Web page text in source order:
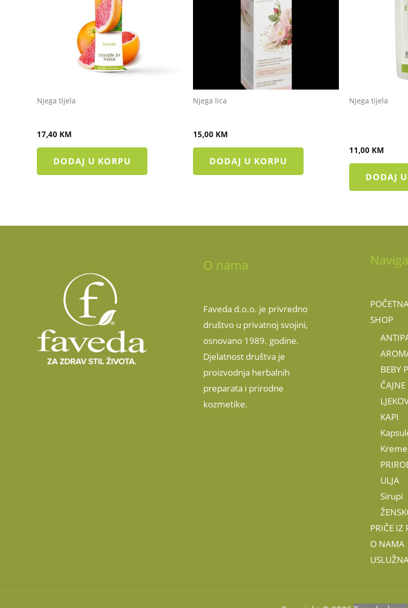
Njega tijela
17,40 KM
DODAJ U KORPU
Njega lica
15,00 KM
DODAJ U KORPU
Njega tijela
11,00 KM
DODAJ
O nama
Faveda d.o.o. je privredno
društvo u privatnoj svojini,
osnovano 1989. godine.
Djelatnost društva je
proizvodnja herbalnih
preparata i prirodne
kozmetike.
SHOP
BEBY
KAPI
Kreme
ULJA
Sirupi
PRIČE IZ
O NAMA